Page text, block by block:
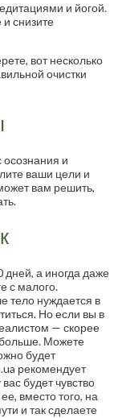
и йогой.
и снизите
вот несколько
очистки
осознания и
ваши цели и
вам решить,
дней, а иногда даже
с малого.
тело нуждается в
Но если вы в
— скорее
больше. Можете
будет
рекомендует
будет чувство
вместо того, на
и так сделаете